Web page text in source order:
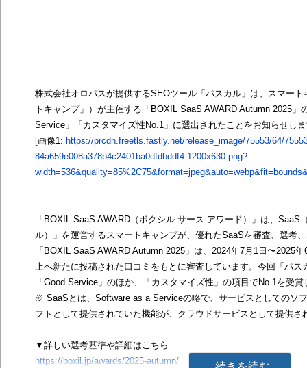
株式会社オロパスが提供するSEOツール「パスカル」は、スマー
トキャンプ」）が主催する「BOXIL SaaS AWARD Autumn 2025」
Service」「カスタマイズ性No.1」に選出されたことをお知らせし
[画像1: https://prcdn.freetls.fastly.net/release_image/75553/64/
84a659e008a378b4c2401ba0dfdbddf4-1200x630.png?
「BOXIL SaaS AWARD（ボクシル サース アワード）」は、
ル）」を運営するスマートキャンプが、優れたSaaSを審査、選考
「BOXIL SaaS AWARD Autumn 2025」は、2024年7月1日〜2025
上へ新たに投稿された口コミをもとに審査しています。今回「パス
「Good Service」のほか、「カスタマイズ性」の項目でNo.1を受賞
※ SaaSとは、Software as a Serviceの略で、サービスとしてのソ
フトとして提供されていた機能が、クラウドサービスとして提供さ
▼詳しい選考基準や詳細はこちら
https://boxil.jp/awards/2025-autumn/